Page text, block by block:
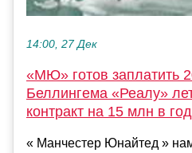
14:00, 27 Дек
«МЮ» готов заплатить
Беллингема «Реалу»
контракт на 15 млн в
« Манчестер Юнайтед »